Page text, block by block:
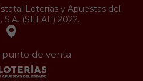
Loterías y Apuestas del
S.A. (SELAE) 2022.
punto de venta